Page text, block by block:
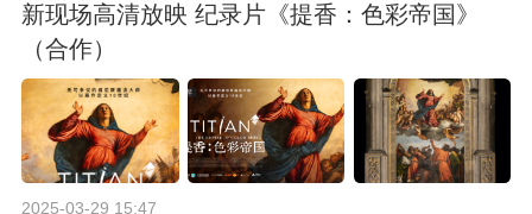
新现场高清放映 纪录片《提香：色彩帝国》
（合作）
2025-03-29 15:47